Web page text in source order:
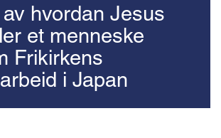
hvordan Jesus
et menneske
Frikirkens
i Japan